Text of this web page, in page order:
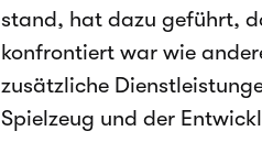
stand, hat dazu geführt,
konfrontiert war wie
zusätzliche
Spielzeug und der